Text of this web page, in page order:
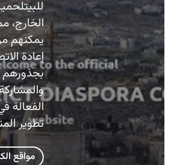
الخارج،
يمكنهم
إعادة
بجذورهم
الفعالة
تطوير
مواقع